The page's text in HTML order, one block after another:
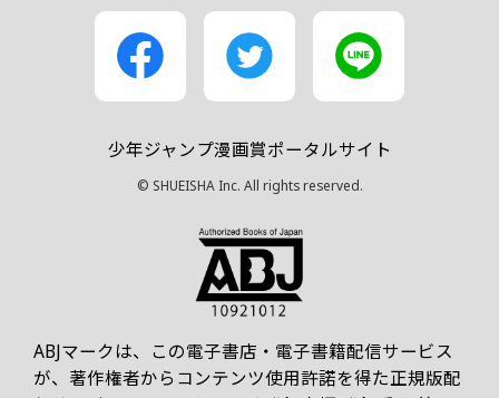
少年ジャンプ漫画賞ポータルサイト
© SHUEISHA Inc. All rights reserved.
ABJマークは、この電子書店・電子書籍配信サービス
が、著作権者からコンテンツ使用許諾を得た正規版配